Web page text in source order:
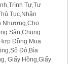
Tự,Tư
Tục,Nhận
Nhượng,Cho
Sản,Chung
Đồng Mua
Đỏ,Bìa
Giấy Hồng,Giấy